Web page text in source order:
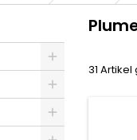
Toggle
31